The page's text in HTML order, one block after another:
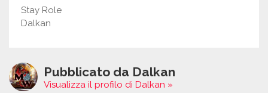
Stay Role
Dalkan
Pubblicato da Dalkan
Visualizza il profilo di Dalkan »